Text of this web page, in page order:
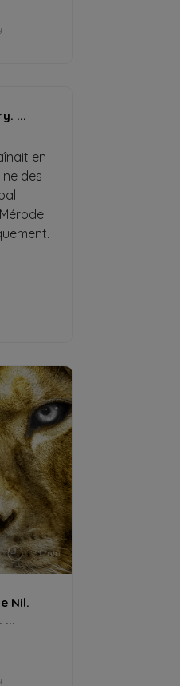
...
en
des
11 min
Nil.
...